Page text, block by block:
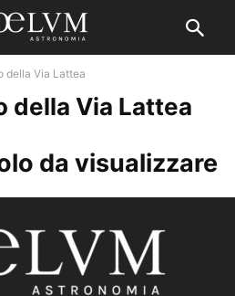
della Via Lattea
della Via Lattea
da visualizzare